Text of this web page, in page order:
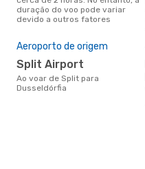
duração do voo pode variar
devido a outros fatores
Aeroporto de origem
Split Airport
Ao voar de Split para
Dusseldórfia